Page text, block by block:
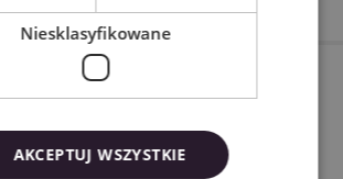
URZĄDZENIA
wykorzystać w połączeniu z
Niesklasyfikowane
AKCEPTUJ WSZYSTKIE